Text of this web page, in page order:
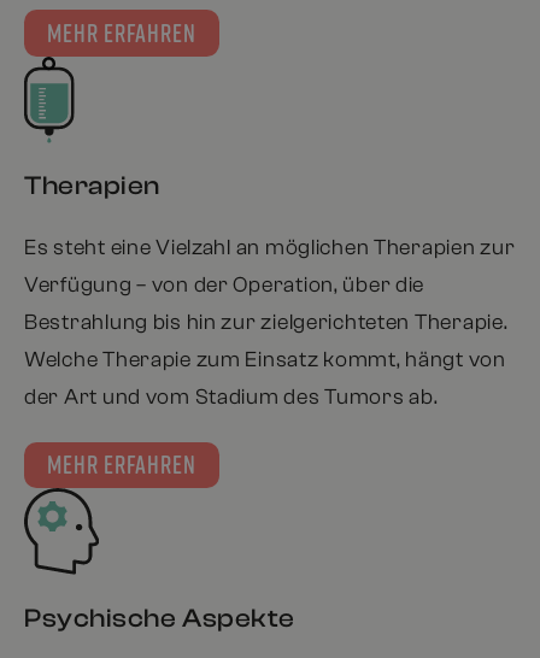
MEHR ERFAHREN
Therapien
Es steht eine Vielzahl an möglichen Therapien zur
Verfügung – von der Operation, über die
Bestrahlung bis hin zur zielgerichteten Therapie.
Welche Therapie zum Einsatz kommt, hängt von
der Art und vom Stadium des Tumors ab.
MEHR ERFAHREN
Psychische Aspekte